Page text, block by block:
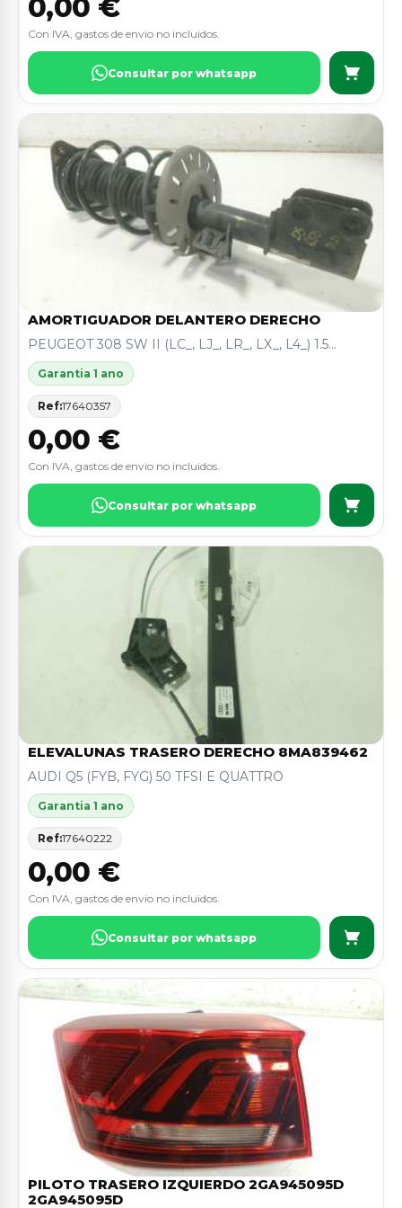
0,00 €
Con IVA, gastos de envio no incluidos.
Consultar por whatsapp
AMORTIGUADOR DELANTERO DERECHO
PEUGEOT 308 SW II (LC_, LJ_, LR_, LX_, L4_) 1.5...
Garantia 1 ano
Ref:17640357
0,00 €
Con IVA, gastos de envio no incluidos.
Consultar por whatsapp
ELEVALUNAS TRASERO DERECHO 8MA839462
AUDI Q5 (FYB, FYG) 50 TFSI E QUATTRO
Garantia 1 ano
Ref:17640222
0,00 €
Con IVA, gastos de envio no incluidos.
Consultar por whatsapp
PILOTO TRASERO IZQUIERDO 2GA945095D
2GA945095D